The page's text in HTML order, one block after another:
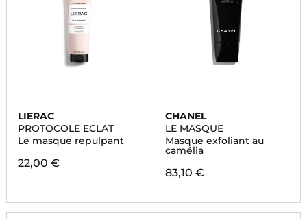
LIERAC
PROTOCOLE ECLAT
Le masque repulpant
22,00 €
CHANEL
LE MASQUE
Masque exfoliant au
camélia
83,10 €